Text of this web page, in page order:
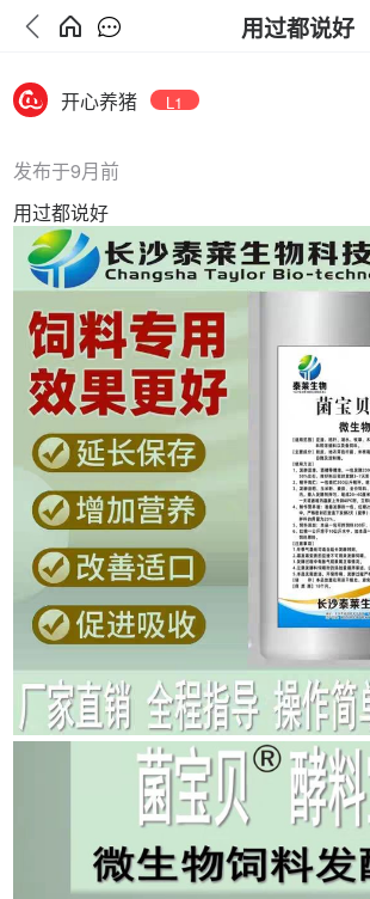
用过都说好
开心养猪 L1
发布于9月前
用过都说好